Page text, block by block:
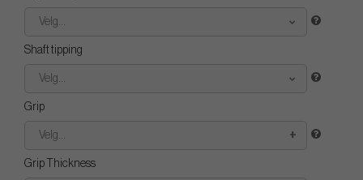
Velg...
Shaft tipping
Velg...
Grip
Velg...
Grip Thickness